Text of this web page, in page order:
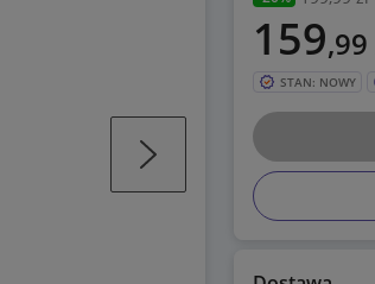
159,99
STAN: NOWY